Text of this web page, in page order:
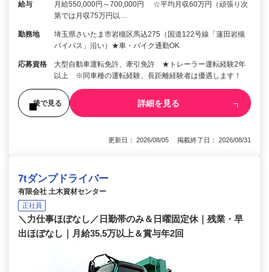
給与
月給550,000円～700,000円 ☆平均月収60万円（頑張り次
第では月収75万円以…
勤務地
埼玉県さいたま市岩槻区馬込275（国道122号線「蓮田岩槻
バイパス」沿い）★車・バイク通勤OK
応募資格
大型自動車運転免許、牽引免許 ★トレーラー運転経験2年
以上 ※同車種の運転経験、長距離経験者は優遇します！
後で見る 詳細を見る
更新日： 2026/08/05 掲載終了日： 2026/08/31
7tダンプドライバー
有限会社 土木資材センター
正社員
＼力仕事ほぼなし／日勤帯のみ＆日曜固定休｜残業・早
出ほぼなし｜月給35.5万以上＆賞与年2回